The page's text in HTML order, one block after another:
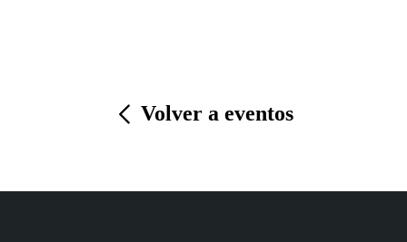
Volver a eventos